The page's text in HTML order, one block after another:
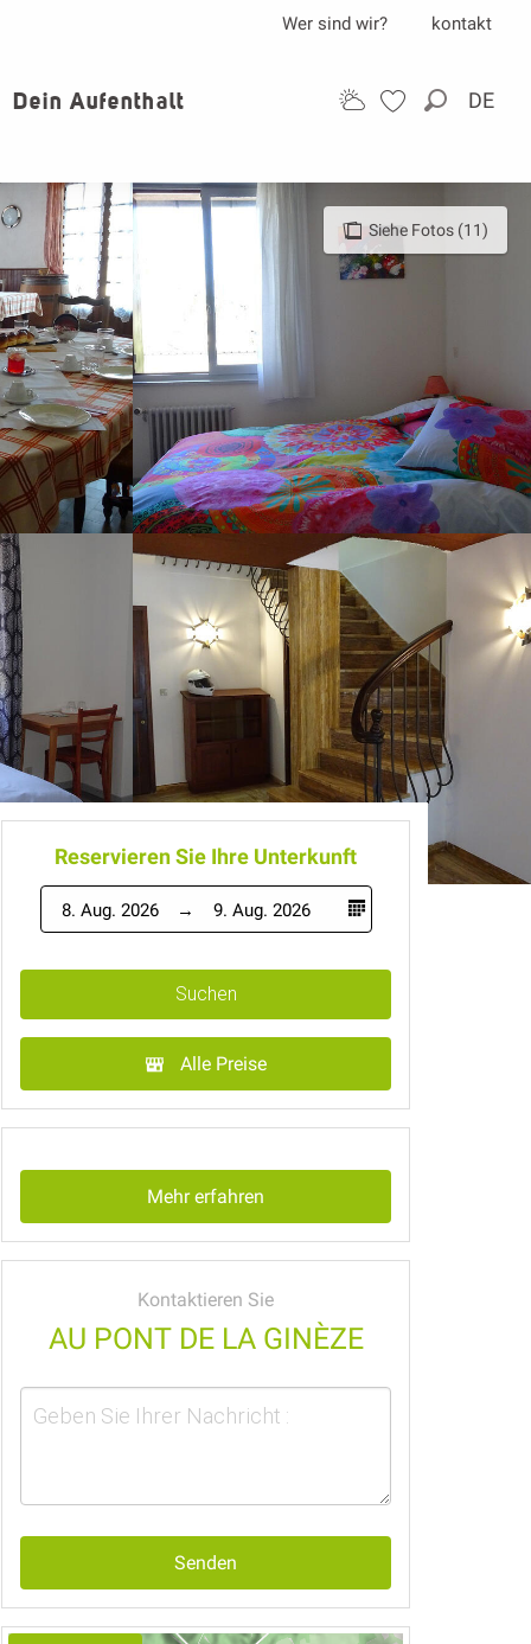
Suche
DE
Wer sind wir? kontakt
Dein Aufenthalt
Siehe Fotos (11)
Reservieren Sie Ihre Unterkunft
8. Aug. 2026 9. Aug. 2026
Suchen
Alle Preise
Mehr erfahren
Kontaktieren Sie
AU PONT DE LA GINÈZE
Senden